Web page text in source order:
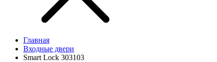
Главная
Входные двери
Smart Lock 303103